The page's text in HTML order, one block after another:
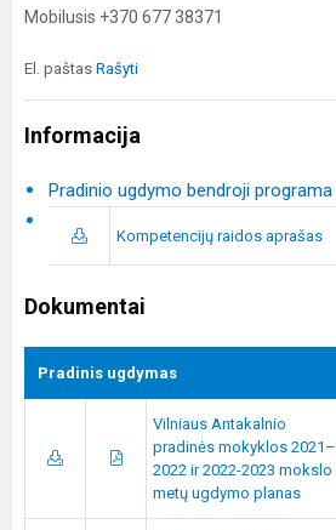
Mobilusis +370 677 38371
El. paštas Rašyti
Informacija
Pradinio ugdymo bendroji programa
Kompetencijų raidos aprašas
Dokumentai
Pradinis ugdymas
Vilniaus Antakalnio
pradinės mokyklos 2021–
2022 ir 2022-2023 mokslo
metų ugdymo planas